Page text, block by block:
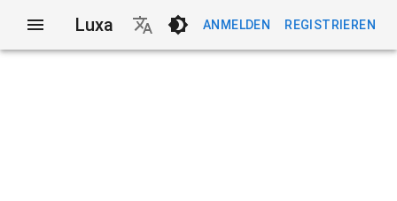
Luxa ANMELDEN REGISTRIEREN